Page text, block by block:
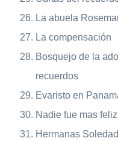
La abuela
La compensación
Bosquejo de la
recuerdos
Evaristo en
Nadie fue mas
Hermanas Soledad